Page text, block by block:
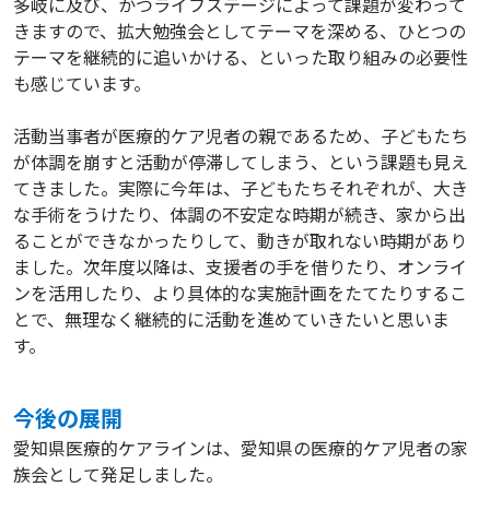
きますので、拡大勉強会としてテーマを深める、ひとつの
テーマを継続的に追いかける、といった取り組みの必要性
も感じています。
活動当事者が医療的ケア児者の親であるため、子どもたち
が体調を崩すと活動が停滞してしまう、という課題も見え
てきました。実際に今年は、子どもたちそれぞれが、大き
な手術をうけたり、体調の不安定な時期が続き、家から出
ることができなかったりして、動きが取れない時期があり
ました。次年度以降は、支援者の手を借りたり、オンライ
ンを活用したり、より具体的な実施計画をたてたりするこ
とで、無理なく継続的に活動を進めていきたいと思いま
す。
今後の展開
愛知県医療的ケアラインは、愛知県の医療的ケア児者の家
族会として発足しました。